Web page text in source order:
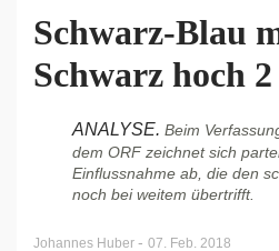
Schwarz-Blau
Schwarz hoch 2
ANALYSE. Beim
dem ORF zeichnet sich
Einflussnahme ab, die den
noch bei weitem übertrifft.
Johannes Huber - 07. Feb. 2018